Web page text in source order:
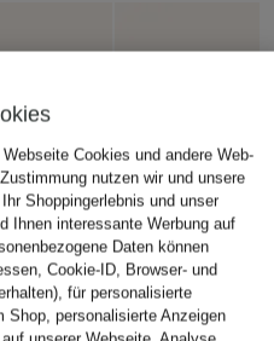
Cookies und andere Web-
nutzen wir und unsere
Shoppingerlebnis und unser
Ihnen interessante Werbung auf
Daten können
Cookie-ID, Browser- und
für personalisierte
Shop, personalisierte Anzeigen